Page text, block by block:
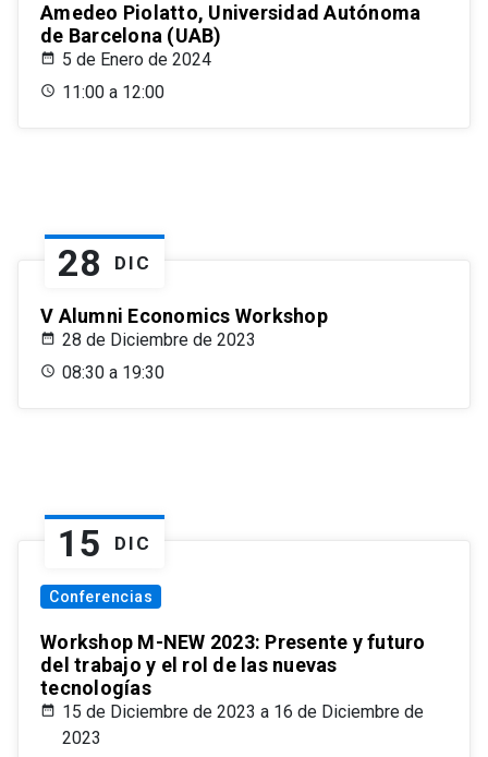
Amedeo Piolatto, Universidad Autónoma
de Barcelona (UAB)
5 de Enero de 2024
11:00 a 12:00
28 DIC
V Alumni Economics Workshop
28 de Diciembre de 2023
08:30 a 19:30
15 DIC
Conferencias
Workshop M-NEW 2023: Presente y futuro
del trabajo y el rol de las nuevas
tecnologías
15 de Diciembre de 2023 a 16 de Diciembre de
2023